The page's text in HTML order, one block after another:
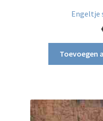
Engeltje
Toevoegen